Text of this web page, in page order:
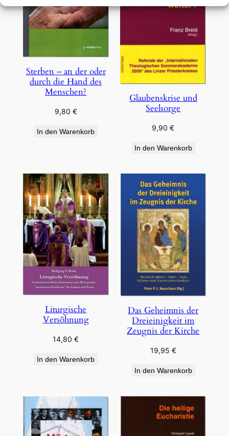
Sterben – an der oder
durch die Hand des
Menschen?
9,80 €
In den Warenkorb
Glaubenskrise und
Seelsorge
9,90€
In den Warenkorb
Liturgische
Versöhnung
14,80€
In den Warenkorb
Das Geheimnis der
Dreieinigkeit im
Zeugnis der Kirche
19,95 €
In den Warenkorb